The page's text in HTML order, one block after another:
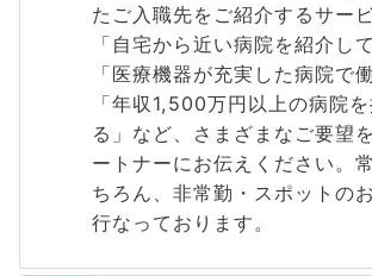
たご入職先をご紹介するサービ
「自宅から近い病院を紹介し
「医療機器が充実した病院で
「年収1,500万円以上の病院
る」など、さまざまなご要望
ートナーにお伝えください。
ちろん、非常勤・スポットの
行なっております。